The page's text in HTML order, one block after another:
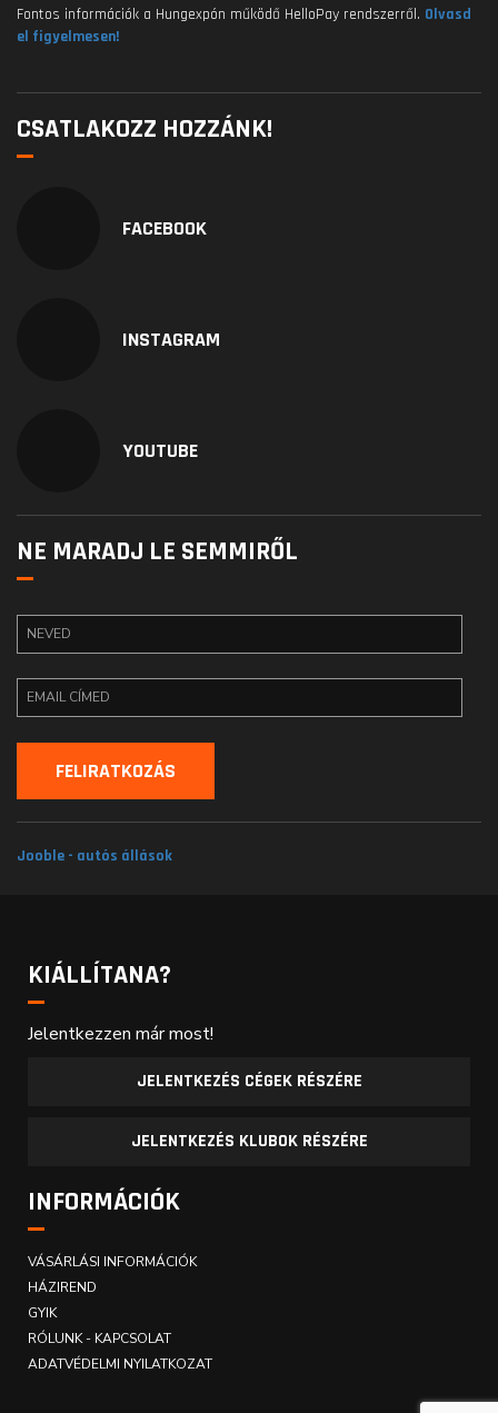
Fontos információk a Hungexpón működő HelloPay rendszerről. Olvasd
el figyelmesen!
CSATLAKOZZ HOZZÁNK!
FACEBOOK
INSTAGRAM
YOUTUBE
NE MARADJ LE SEMMIRŐL
Jooble - autós állások
KIÁLLÍTANA?
Jelentkezzen már most!
JELENTKEZÉS CÉGEK RÉSZÉRE
JELENTKEZÉS KLUBOK RÉSZÉRE
INFORMÁCIÓK
VÁSÁRLÁSI INFORMÁCIÓK
HÁZIREND
GYIK
RÓLUNK - KAPCSOLAT
ADATVÉDELMI NYILATKOZAT